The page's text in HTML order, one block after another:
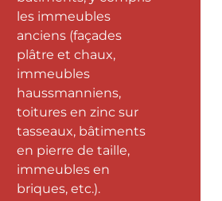
les immeubles
anciens (façades
plâtre et chaux,
immeubles
haussmanniens,
toitures en zinc sur
tasseaux, bâtiments
en pierre de taille,
immeubles en
briques, etc.).